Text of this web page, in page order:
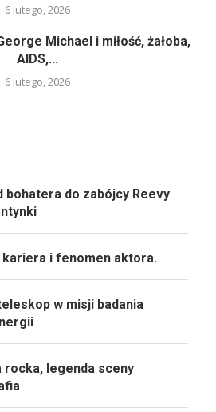
6 lutego, 2026
Michael i miłość, żałoba,
AIDS,...
6 lutego, 2026
bohatera do zabójcy Reevy
i fenomen aktora.
w misji badania
rocka, legenda sceny